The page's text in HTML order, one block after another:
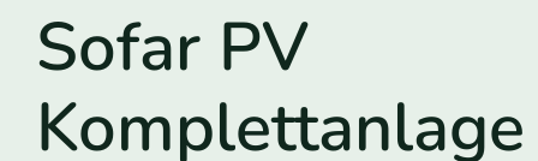
Sofar PV
Komplettanlage